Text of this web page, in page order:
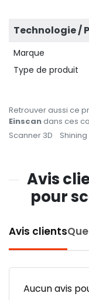
Technologie /
Marque
Type de produit
Retrouver aussi ce
Einscandans ces
Scanner 3D
Shining
Avis
pour
Avis clients
Aucun avis